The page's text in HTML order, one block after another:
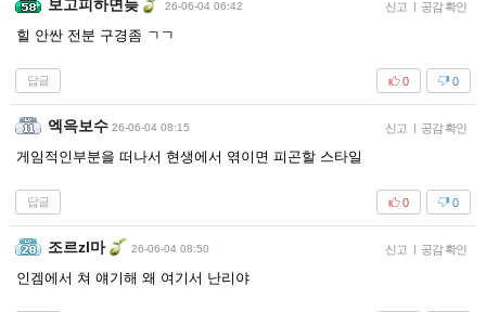
보고피하면늦 26-06-04 06:42 신고 | 공감 확인
힐 안싼 전분 구경좀 ㄱㄱ
답글 0
0
엑윽보수 26-06-04 08:15 신고 | 공감 확인
게임적인부분을 떠나서 현생에서 엮이면 피곤할 스타일
답글 0
0
조르zl마 26-06-04 08:50 신고 | 공감 확인
인겜에서 쳐 얘기해 왜 여기서 난리야